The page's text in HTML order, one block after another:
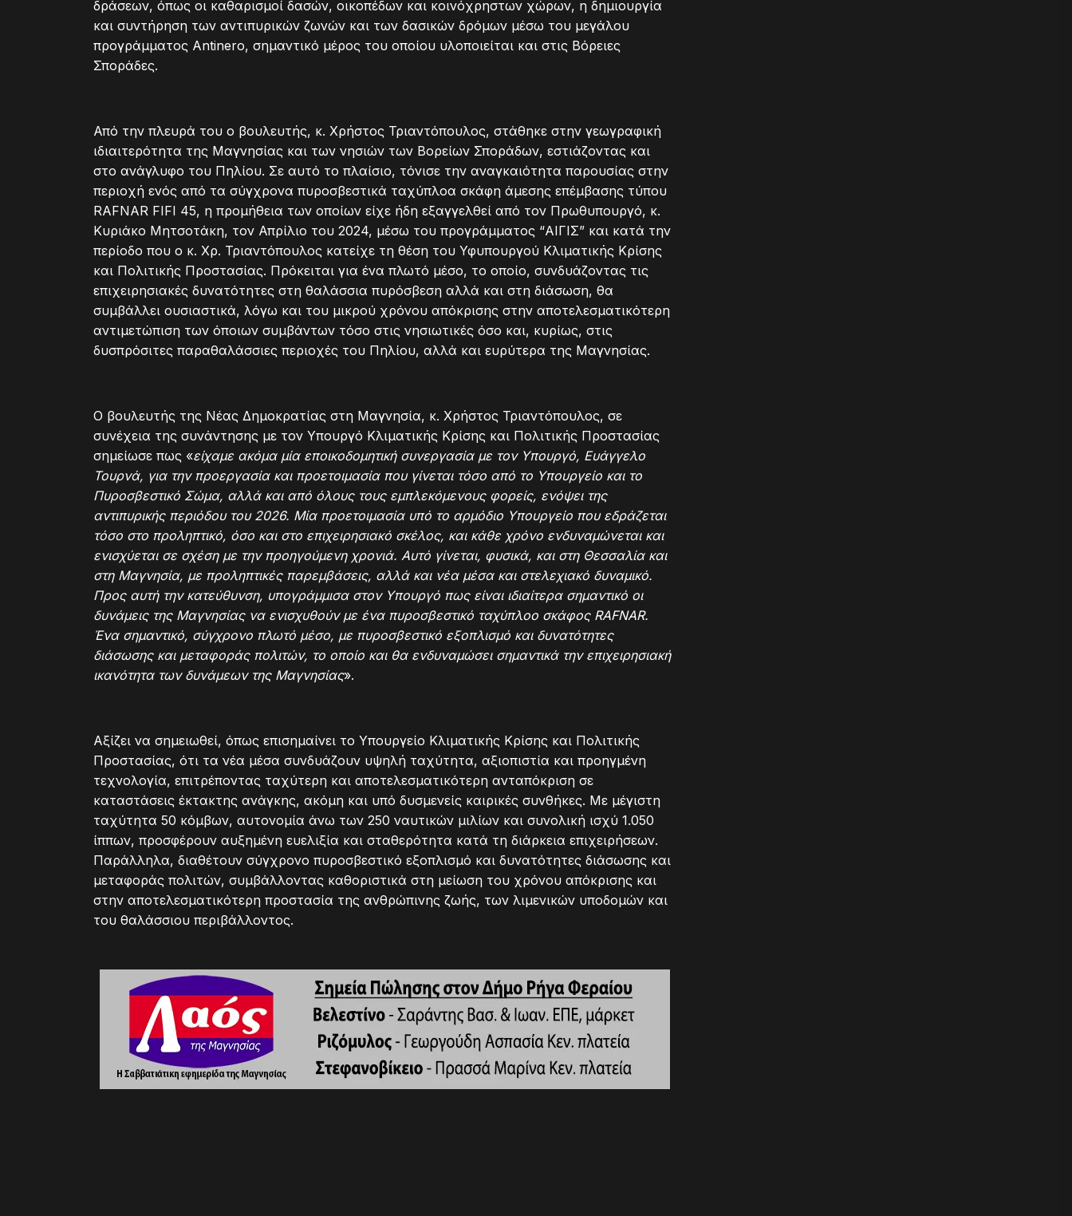
δράσεων, όπως οι καθαρισμοί δασών, οικοπέδων και κοινόχρηστων χώρων, η δημιουργία
και συντήρηση των αντιπυρικών ζωνών και των δασικών δρόμων μέσω του μεγάλου
προγράμματος Antinero, σημαντικό μέρος του οποίου υλοποιείται και στις Βόρειες
Σποράδες.
Από την πλευρά του ο βουλευτής, κ. Χρήστος Τριαντόπουλος, στάθηκε στην γεωγραφική
ιδιαιτερότητα της Μαγνησίας και των νησιών των Βορείων Σποράδων, εστιάζοντας και
στο ανάγλυφο του Πηλίου. Σε αυτό το πλαίσιο, τόνισε την αναγκαιότητα παρουσίας στην
περιοχή ενός από τα σύγχρονα πυροσβεστικά ταχύπλοα σκάφη άμεσης επέμβασης τύπου
RAFNAR FIFI 45, η προμήθεια των οποίων είχε ήδη εξαγγελθεί από τον Πρωθυπουργό, κ.
Κυριάκο Μητσοτάκη, τον Απρίλιο του 2024, μέσω του προγράμματος “ΑΙΓΙΣ” και κατά την
περίοδο που ο κ. Χρ. Τριαντόπουλος κατείχε τη θέση του Υφυπουργού Κλιματικής Κρίσης
και Πολιτικής Προστασίας. Πρόκειται για ένα πλωτό μέσο, το οποίο, συνδυάζοντας τις
επιχειρησιακές δυνατότητες στη θαλάσσια πυρόσβεση αλλά και στη διάσωση, θα
συμβάλλει ουσιαστικά, λόγω και του μικρού χρόνου απόκρισης στην αποτελεσματικότερη
αντιμετώπιση των όποιων συμβάντων τόσο στις νησιωτικές όσο και, κυρίως, στις
δυσπρόσιτες παραθαλάσσιες περιοχές του Πηλίου, αλλά και ευρύτερα της Μαγνησίας.
Ο βουλευτής της Νέας Δημοκρατίας στη Μαγνησία, κ. Χρήστος Τριαντόπουλος, σε
συνέχεια της συνάντησης με τον Υπουργό Κλιματικής Κρίσης και Πολιτικής Προστασίας
σημείωσε πως «είχαμε ακόμα μία εποικοδομητική συνεργασία με τον Υπουργό, Ευάγγελο
Τουρνά, για την προεργασία και προετοιμασία που γίνεται τόσο από το Υπουργείο και το
Πυροσβεστικό Σώμα, αλλά και από όλους τους εμπλεκόμενους φορείς, ενόψει της
αντιπυρικής περιόδου του 2026. Μία προετοιμασία υπό το αρμόδιο Υπουργείο που εδράζεται
τόσο στο προληπτικό, όσο και στο επιχειρησιακό σκέλος, και κάθε χρόνο ενδυναμώνεται και
ενισχύεται σε σχέση με την προηγούμενη χρονιά. Αυτό γίνεται, φυσικά, και στη Θεσσαλία και
στη Μαγνησία, με προληπτικές παρεμβάσεις, αλλά και νέα μέσα και στελεχιακό δυναμικό.
Προς αυτή την κατεύθυνση, υπογράμμισα στον Υπουργό πως είναι ιδιαίτερα σημαντικό οι
δυνάμεις της Μαγνησίας να ενισχυθούν με ένα πυροσβεστικό ταχύπλοο σκάφος RAFNAR.
Ένα σημαντικό, σύγχρονο πλωτό μέσο, με πυροσβεστικό εξοπλισμό και δυνατότητες
διάσωσης και μεταφοράς πολιτών, το οποίο και θα ενδυναμώσει σημαντικά την επιχειρησιακή
ικανότητα των δυνάμεων της Μαγνησίας».
Αξίζει να σημειωθεί, όπως επισημαίνει το Υπουργείο Κλιματικής Κρίσης και Πολιτικής
Προστασίας, ότι τα νέα μέσα συνδυάζουν υψηλή ταχύτητα, αξιοπιστία και προηγμένη
τεχνολογία, επιτρέποντας ταχύτερη και αποτελεσματικότερη ανταπόκριση σε
καταστάσεις έκτακτης ανάγκης, ακόμη και υπό δυσμενείς καιρικές συνθήκες. Με μέγιστη
ταχύτητα 50 κόμβων, αυτονομία άνω των 250 ναυτικών μιλίων και συνολική ισχύ 1.050
ίππων, προσφέρουν αυξημένη ευελιξία και σταθερότητα κατά τη διάρκεια επιχειρήσεων.
Παράλληλα, διαθέτουν σύγχρονο πυροσβεστικό εξοπλισμό και δυνατότητες διάσωσης και
μεταφοράς πολιτών, συμβάλλοντας καθοριστικά στη μείωση του χρόνου απόκρισης και
στην αποτελεσματικότερη προστασία της ανθρώπινης ζωής, των λιμενικών υποδομών και
του θαλάσσιου περιβάλλοντος.